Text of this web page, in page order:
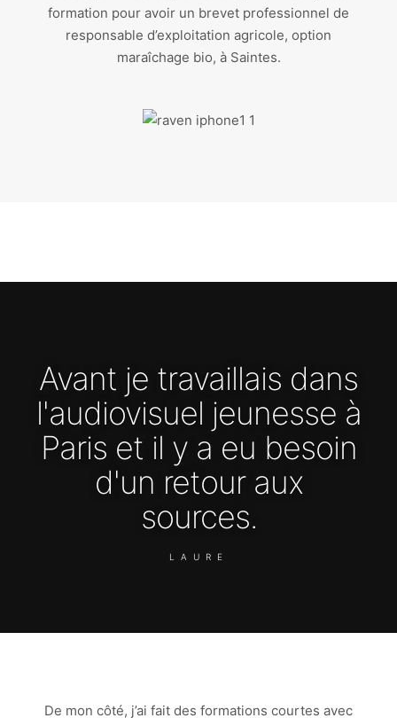
formation pour avoir un brevet professionnel de
responsable d’exploitation agricole, option
maraîchage bio, à Saintes.
Avant je travaillais dans
l'audiovisuel jeunesse à
Paris et il y a eu besoin
d'un retour aux
sources.
LAURE
De mon côté, j’ai fait des formations courtes avec